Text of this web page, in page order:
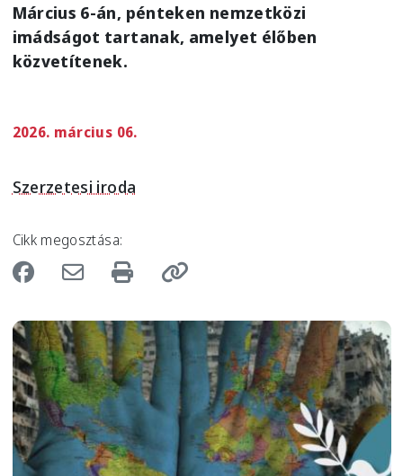
Március 6-án, pénteken nemzetközi
imádságot tartanak, amelyet élőben
közvetítenek.
2026. március 06.
Szerzetesi iroda
Cikk megosztása:
Image